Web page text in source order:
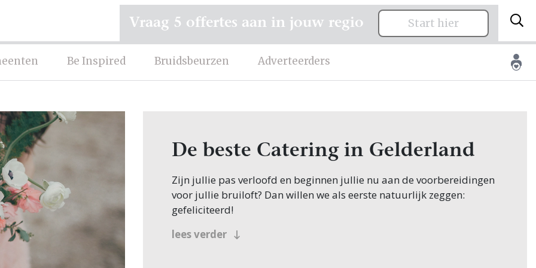
Be Inspired Bruidsbeurzen Adverteerders
Vraag 5 offertes aan in jouw regio Start hier
De beste Catering in Gelderland
Zijn jullie pas verloofd en beginnen jullie nu aan de voorbereidingen
voor jullie bruiloft? Dan willen we als eerste natuurlijk zeggen:
gefeliciteerd!
Veel bruidsparen beginnen hun zoektocht naar Catering, en jullie
lees verder